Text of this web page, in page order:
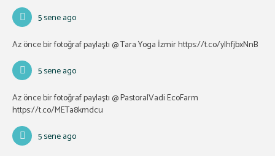
5 sene ago
Az önce bir fotoğraf paylaştı @ Tara Yoga İzmirhttps://t.co/ylhfjbxNnB
5 sene ago
Az önce bir fotoğraf paylaştı @ PastoralVadi EcoFarm
https://t.co/METa8kmdcu
5 sene ago